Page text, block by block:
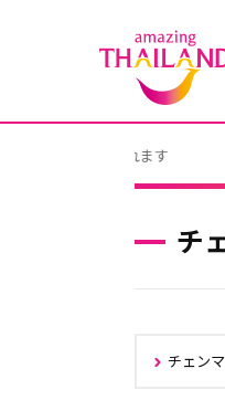
2026/08/04
チ
チェン